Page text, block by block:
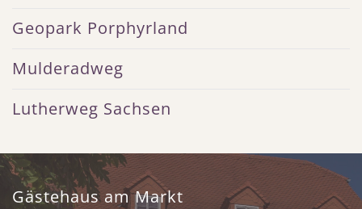
Geopark Porphyrland
Mulderadweg
Lutherweg Sachsen
Gästehaus am Markt